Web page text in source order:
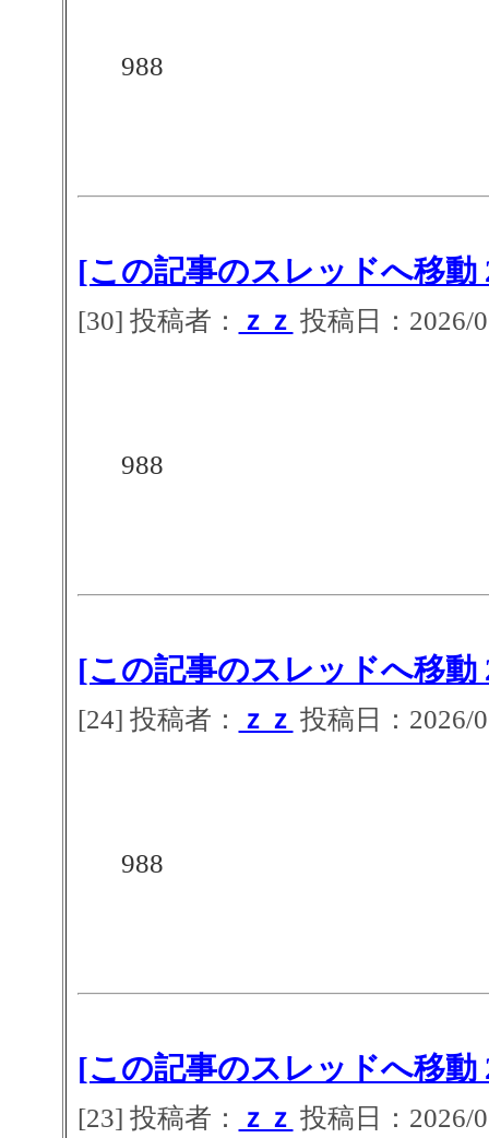
988
[この記事のスレッドへ移動
[30] 投稿者： ｚｚ 投稿日：2026/
988
[この記事のスレッドへ移動
[24] 投稿者： ｚｚ 投稿日：2026/
988
[この記事のスレッドへ移動
[23] 投稿者： ｚｚ 投稿日：2026/